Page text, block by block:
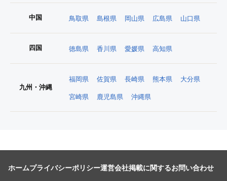
中国 鳥取県 島根県 岡山県 広島県 山口県
四国 徳島県 香川県 愛媛県 高知県
九州・沖縄
福岡県 佐賀県 長崎県 熊本県 大分県
宮崎県 鹿児島県 沖縄県
ホームプライバシーポリシー運営会社掲載に関するお問い合わせ